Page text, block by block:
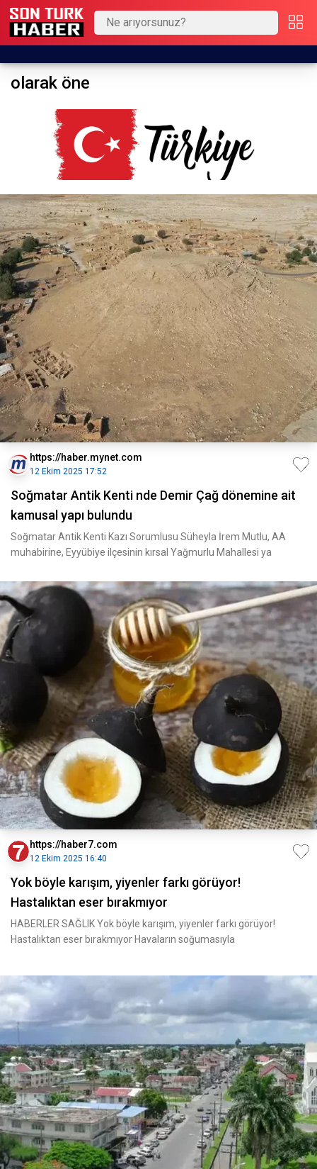
olarak öne
https://haber.mynet.com
12 Ekim 2025 17:52
Soğmatar Antik Kenti nde Demir Çağ dönemine ait
kamusal yapı bulundu
Soğmatar Antik Kenti Kazı Sorumlusu Süheyla İrem Mutlu, AA
muhabirine, Eyyübiye ilçesinin kırsal Yağmurlu Mahallesi ya
https://haber7.com
12 Ekim 2025 16:40
Yok böyle karışım, yiyenler farkı görüyor!
Hastalıktan eser bırakmıyor
HABERLER SAĞLIK Yok böyle karışım, yiyenler farkı görüyor!
Hastalıktan eser bırakmıyor Havaların soğumasıyla